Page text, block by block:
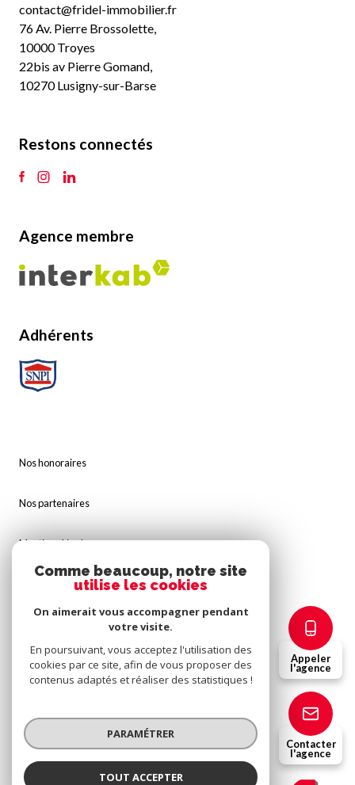
Appeler
l'agence
Contacter
l'agence
contact@fridel-immobilier.fr
76 Av. Pierre Brossolette,
10000 Troyes
22bis av Pierre Gomand,
10270 Lusigny-sur-Barse
Restons connectés
Agence membre
Adhérents
Nos honoraires
Nos partenaires
Mentions légales
Cookies
© 2026 | Tous droits réservés
Réalisé par
Comme beaucoup, notre site
utilise les cookies
On aimerait vous accompagner pendant
votre visite.
En poursuivant, vous acceptez l'utilisation des
cookies par ce site, afin de vous proposer des
contenus adaptés et réaliser des statistiques !
PARAMÉTRER
TOUT ACCEPTER